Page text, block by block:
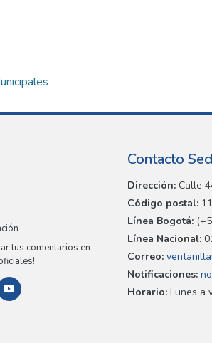
tus comentarios en
Contacto
Dirección: Calle
Código postal:
Línea Bogotá:
Línea Nacional:
Correo:
Notificaciones:
Horario: Lunes a